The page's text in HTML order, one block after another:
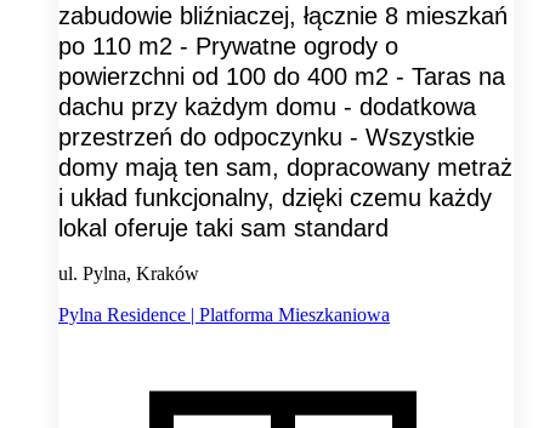
zabudowie bliźniaczej, łącznie 8 mieszkań
po 110 m2 - Prywatne ogrody o
powierzchni od 100 do 400 m2 - Taras na
dachu przy każdym domu - dodatkowa
przestrzeń do odpoczynku - Wszystkie
domy mają ten sam, dopracowany metraż
i układ funkcjonalny, dzięki czemu każdy
lokal oferuje taki sam standard
ul. Pylna, Kraków
Pylna Residence | Platforma Mieszkaniowa